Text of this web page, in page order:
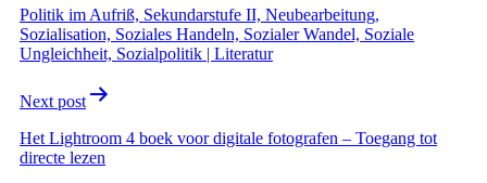
Politik im Aufriß, Sekundarstufe II, Neubearbeitung,
Sozialisation, Soziales Handeln, Sozialer Wandel, Soziale
Ungleichheit, Sozialpolitik | Literatur
Next post
Het Lightroom 4 boek voor digitale fotografen – Toegang tot
directe lezen